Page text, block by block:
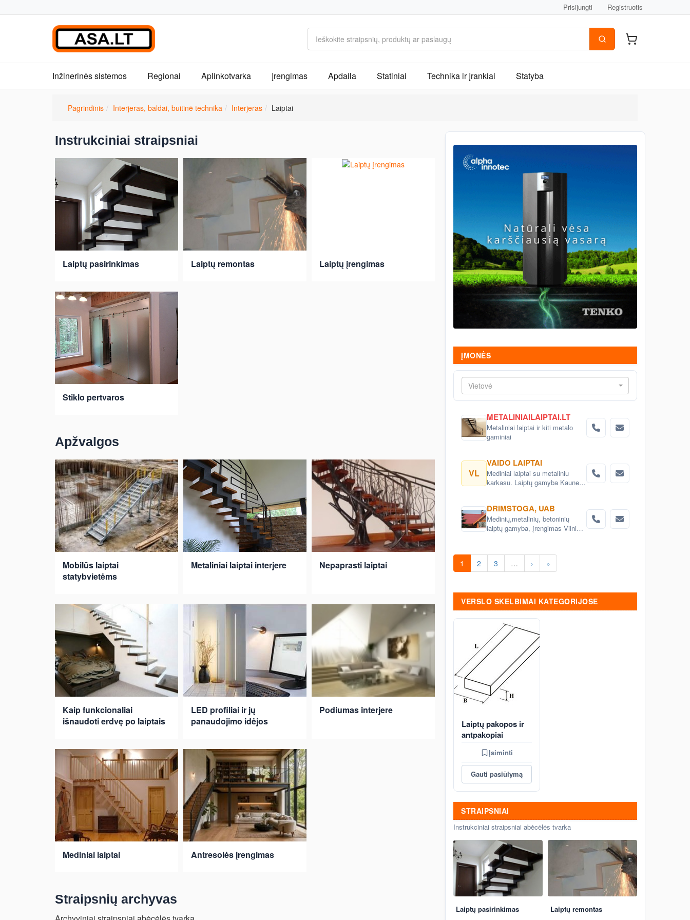
Prisijungti Registruotis
Inžinerinės sistemos Regionai Aplinkotvarka Įrengimas Apdaila Statiniai Technika ir įrankiai Statyba
Pagrindinis Interjeras, baldai, buitinė technika Interjeras Laiptai
Instrukciniai straipsniai
Laiptų pasirinkimas Laiptų remontas Laiptų įrengimas
Stiklo pertvaros
Apžvalgos
Mobilūs laiptai
statybvietėms
Metaliniai laiptai interjere Nepaprasti laiptai
Kaip funkcionaliai
išnaudoti erdvę po laiptais
LED profiliai ir jų
panaudojimo idėjos
Podiumas interjere
Mediniai laiptai Antresolės įrengimas
Straipsnių archyvas
ĮMONĖS
Vietovė
METALINIAILAIPTAI.LT
Metaliniai laiptai ir kiti metalo
gaminiai
VL
VAIDO LAIPTAI
Mediniai laiptai su metaliniu
karkasu. Laiptų gamyba Kaune.
metaline laiptasija.
DRIMSTOGA, UAB
Medinių,metalinių, betoninių
laiptų gamyba, įrengimas Vilniuje
1 2 3 … › »
VERSLO SKELBIMAI KATEGORIJOSE
Laiptų pakopos ir
antpakopiai
Įsiminti
Gauti pasiūlymą
STRAIPSNIAI
Instrukciniai straipsniai abėcėlės tvarka
Laiptų pasirinkimas Laiptų remontas